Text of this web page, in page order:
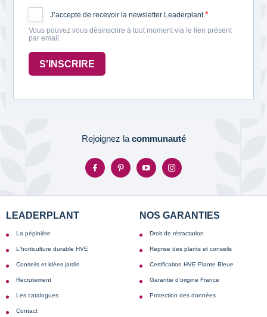
J’accepte de recevoir la newsletter Leaderplant.
Vous pouvez vous désinscrire à tout moment via le lien présent
par email.
S'INSCRIRE
Rejoignez la communauté
LEADERPLANT
La pépinière
L'horticulture durable HVE
Conseils et idées jardin
Recrutement
Les catalogues
Contact
NOS GARANTIES
Droit de rétractation
Reprise des plants et conseils
Certification HVE Plante Bleue
Garantie d'origine France
Protection des données